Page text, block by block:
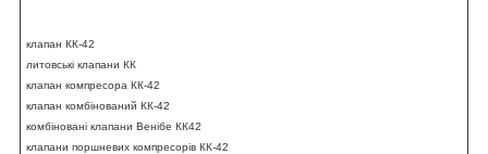
клапан КК-42
литовські клапани КК
клапан компресора КК-42
клапан комбінований КК-42
комбіновані клапани Венібе КК42
клапани поршневих компресорів КК-42